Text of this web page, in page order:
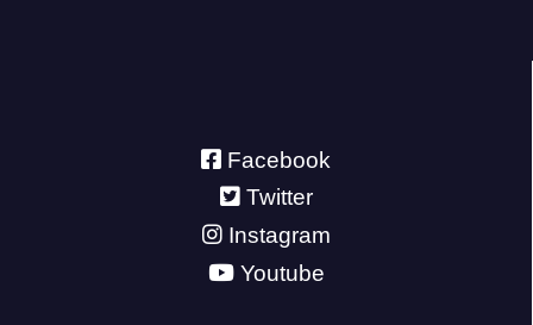
Facebook
Twitter
Instagram
Youtube